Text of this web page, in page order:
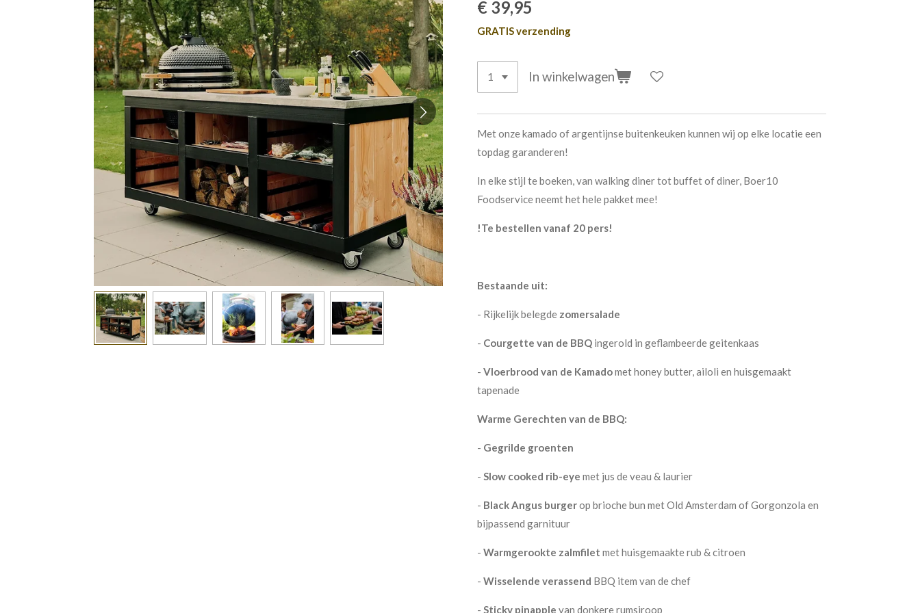
€ 39,95
GRATIS verzending
In winkelwagen
Met onze kamado of argentijnse buitenkeuken kunnen wij op elke locatie een
topdag garanderen!
In elke stijl te boeken, van walking diner tot buffet of diner, Boer10
Foodservice neemt het hele pakket mee!
!Te bestellen vanaf 20 pers!
Bestaande uit:
- Rijkelijk belegde zomersalade
- Courgette van de BBQ ingerold in geflambeerde geitenkaas
- Vloerbrood van de Kamadomet honey butter, ailoli en huisgemaakt
tapenade
Warme Gerechten van de BBQ:
- Gegrilde groenten
- Slow cooked rib-eye met jus de veau & laurier
- Black Angus burgerop brioche bun met Old Amsterdam of Gorgonzola en
bijpassend garnituur
- Warmgerookte zalmfilet met huisgemaakte rub & citroen
- Wisselende verassend BBQ item van de chef
- Sticky pinapple van donkere rumsiroop